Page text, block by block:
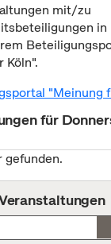
mit/zu
in
Köln".
"Meinung
für
gefunden.